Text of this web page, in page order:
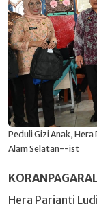
Peduli Gizi Anak,
Alam Selatan--ist
Hera Parianti